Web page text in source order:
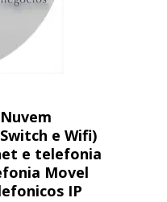
e Wifi)
e telefonia
Movel
IP